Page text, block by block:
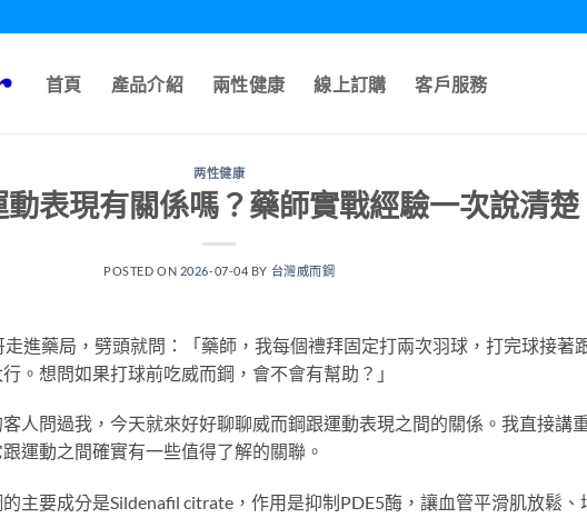
首頁 產品介紹 兩性健康 線上訂購 客戶服務
两性健康
動表現有關係嗎？藥師實戰經驗一次說清楚
POSTED ON 2026-07-04 BY 台灣威而鋼
走進藥局，劈頭就問：「藥師，我每個禮拜固定打兩次羽球，打完球接著
。想問如果打球前吃威而鋼，會不會有幫助？」
人問過我，今天就來好好聊聊威而鋼跟運動表現之間的關係。我直接講
運動之間確實有一些值得了解的關聯。
主要成分是Sildenafil citrate，作用是抑制PDE5酶，讓血管平滑肌放鬆、